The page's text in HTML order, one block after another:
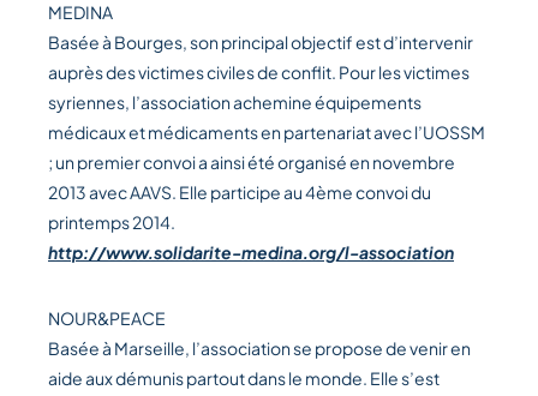
MEDINA
Basée à Bourges, son principal objectif est d’intervenir
auprès des victimes civiles de conflit. Pour les victimes
syriennes, l’association achemine équipements
médicaux et médicaments en partenariat avec l’UOSSM
; un premier convoi a ainsi été organisé en novembre
2013 avec AAVS. Elle participe au 4ème convoi du
printemps 2014.
http://www.solidarite-medina.org/l-association
NOUR&PEACE
Basée à Marseille, l’association se propose de venir en
aide aux démunis partout dans le monde. Elle s’est